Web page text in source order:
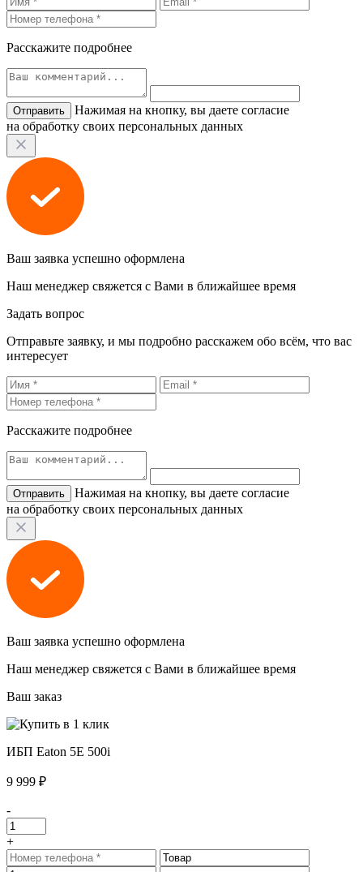
Расскажите подробнее
Нажимая на кнопку, вы даете согласие
на обработку своих персональных данных
Ваш заявка успешно оформлена
Наш менеджер свяжется с Вами в ближайшее время
Задать вопрос
Отправьте заявку, и мы подробно расскажем обо всём, что вас
интересует
Расскажите подробнее
Нажимая на кнопку, вы даете согласие
на обработку своих персональных данных
Ваш заявка успешно оформлена
Наш менеджер свяжется с Вами в ближайшее время
Ваш заказ
ИБП Eaton 5E 500i
9 999 ₽
-
+